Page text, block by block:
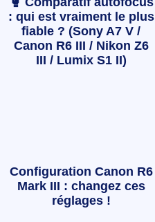
: qui est vraiment le plus
fiable ? (Sony A7 V /
Canon R6 III / Nikon Z6
III / Lumix S1 II)
Configuration Canon R6
Mark III : changez ces
réglages !